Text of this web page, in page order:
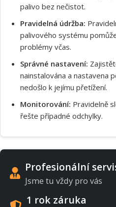
palivo bez nečistot.
Pravidelná údržba:
palivového systému
problémy včas.
Správné nastavení:
nainstalována a nastavena
nedošlo k jejímu přetížení.
Monitorování: Pravidelně
řešte případné odchylky.
Profesionální
Jsme tu vždy pro vás
1 rok záruka